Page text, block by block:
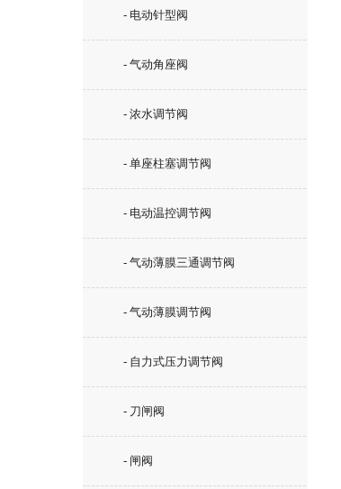
- 电动针型阀
- 气动角座阀
- 浓水调节阀
- 单座柱塞调节阀
- 电动温控调节阀
- 气动薄膜三通调节阀
- 气动薄膜调节阀
- 自力式压力调节阀
- 刀闸阀
- 闸阀